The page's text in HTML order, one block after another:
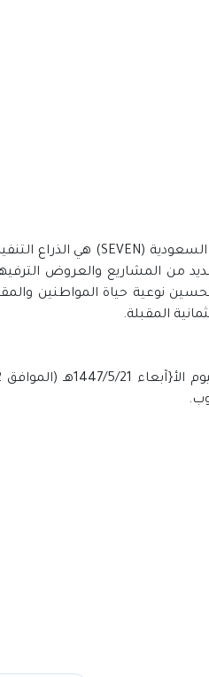
من المشاريع والعروض
نوعية حياة المواطنين
المقبلة.